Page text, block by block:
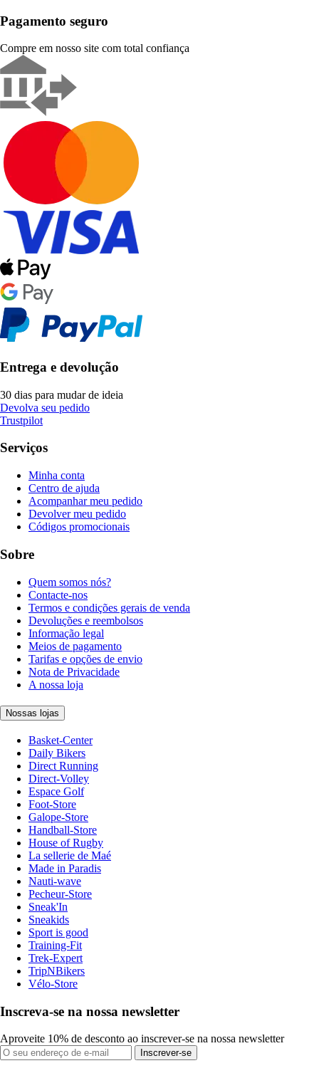
Pagamento seguro
Compre em nosso site com total confiança
Entrega e devolução
30 dias para mudar de ideia
Devolva seu pedido
Trustpilot
Serviços
Minha conta
Centro de ajuda
Acompanhar meu pedido
Devolver meu pedido
Códigos promocionais
Sobre
Quem somos nós?
Contacte-nos
Termos e condições gerais de venda
Devoluções e reembolsos
Informação legal
Meios de pagamento
Tarifas e opções de envio
Nota de Privacidade
A nossa loja
Nossas lojas
Basket-Center
Daily Bikers
Direct Running
Direct-Volley
Espace Golf
Foot-Store
Galope-Store
Handball-Store
House of Rugby
La sellerie de Maé
Made in Paradis
Nauti-wave
Pecheur-Store
Sneak'In
Sneakids
Sport is good
Training-Fit
Trek-Expert
TripNBikers
Vélo-Store
Inscreva-se na nossa newsletter
Aproveite 10% de desconto ao inscrever-se na nossa newsletter
Inscrever-se